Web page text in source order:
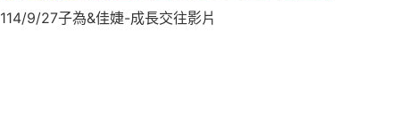
114/9/27子為&佳婕-成長交往影片